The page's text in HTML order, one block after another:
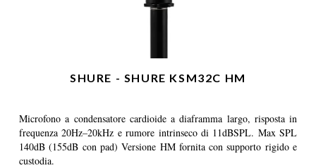
SHURE - SHURE KSM32C HM
Microfono a condensatore cardioide a diaframma largo, risposta in
frequenza 20Hz–20kHz e rumore intrinseco di 11dBSPL. Max SPL
140dB (155dB con pad) Versione HM fornita con supporto rigido e
custodia.